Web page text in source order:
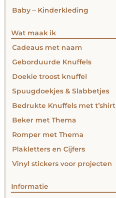
Baby – Kinderkleding
Wat maak ik
Cadeaus met naam
Geborduurde Knuffels
Doekie troost knuffel
Spuugdoekjes & Slabbetjes
Bedrukte Knuffels met t’shirt
Beker met Thema
Romper met Thema
Plakletters en Cijfers
Vinyl stickers voor projecten
Informatie